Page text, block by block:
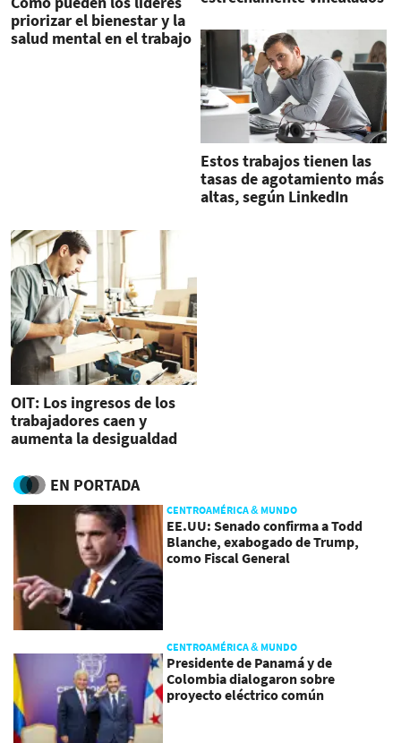
priorizar el bienestar y la
salud mental en el trabajo
Estos trabajos tienen las
tasas de agotamiento más
altas, según LinkedIn
OIT: Los ingresos de los
trabajadores caen y
aumenta la desigualdad
EN PORTADA
CENTROAMÉRICA & MUNDO
EE.UU: Senado confirma a Todd
Blanche, exabogado de Trump,
como Fiscal General
CENTROAMÉRICA & MUNDO
Presidente de Panamá y de
Colombia dialogaron sobre
proyecto eléctrico común